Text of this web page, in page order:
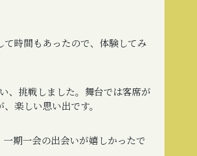
て時間もあったので、体験してみ
、挑戦しました。舞台では客席が
楽しい思い出です。
期一会の出会いが嬉しかったで